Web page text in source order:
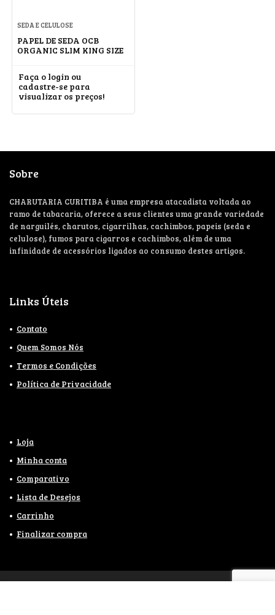
SEDA E CELULOSE
PAPEL DE SEDA OCB
ORGANIC SLIM KING SIZE
Faça o login ou
cadastre-se para
visualizar os preços!
Sobre
CHARUTARIA CURITIBA é uma empresa atacadista voltada ao
ramo de tabacaria, oferece a seus clientes uma grande variedade
de narguilés, charutos, cigarrilhas, cachimbos, papeis (seda e
celulose), fumos para cigarros e cachimbos, além de uma
infinidade de acessórios ligados ao consumo destes artigos.
Links Úteis
Contato
Quem Somos Nós
Termos e Condições
Política de Privacidade
Loja
Minha conta
Comparativo
Lista de Desejos
Carrinho
Finalizar compra